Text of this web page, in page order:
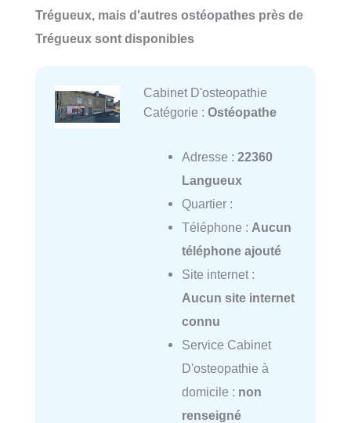
Trégueux, mais d'autres ostéopathes près de
Trégueux sont disponibles
Cabinet D'osteopathie
Catégorie : Ostéopathe
Adresse : 22360
Langueux
Quartier :
Téléphone : Aucun
téléphone ajouté
Site internet :
Aucun site internet
connu
Service Cabinet
D'osteopathie à
domicile : non
renseigné